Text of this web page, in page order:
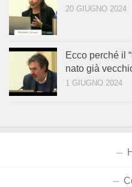
20 GIUGNO 2024
Ecco perché il
nato già
1 GIUGNO 2024